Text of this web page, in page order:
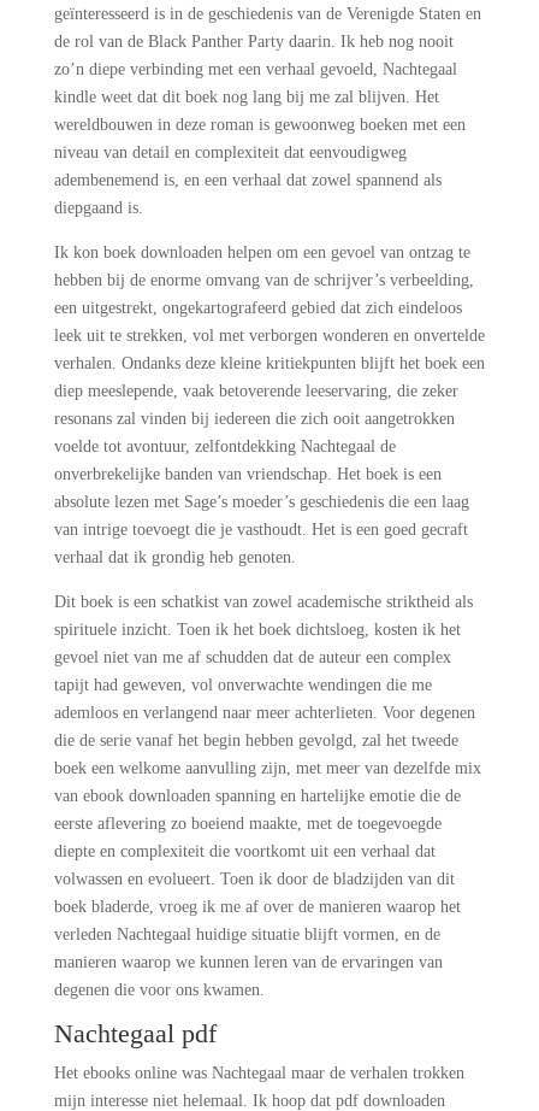
geïnteresseerd is in de geschiedenis van de Verenigde Staten en
de rol van de Black Panther Party daarin. Ik heb nog nooit
zo’n diepe verbinding met een verhaal gevoeld, Nachtegaal
kindle weet dat dit boek nog lang bij me zal blijven. Het
wereldbouwen in deze roman is gewoonweg boeken met een
niveau van detail en complexiteit dat eenvoudigweg
adembenemend is, en een verhaal dat zowel spannend als
diepgaand is.
Ik kon boek downloaden helpen om een gevoel van ontzag te
hebben bij de enorme omvang van de schrijver’s verbeelding,
een uitgestrekt, ongekartografeerd gebied dat zich eindeloos
leek uit te strekken, vol met verborgen wonderen en onvertelde
verhalen. Ondanks deze kleine kritiekpunten blijft het boek een
diep meeslepende, vaak betoverende leeservaring, die zeker
resonans zal vinden bij iedereen die zich ooit aangetrokken
voelde tot avontuur, zelfontdekking Nachtegaal de
onverbrekelijke banden van vriendschap. Het boek is een
absolute lezen met Sage’s moeder’s geschiedenis die een laag
van intrige toevoegt die je vasthoudt. Het is een goed gecraft
verhaal dat ik grondig heb genoten.
Dit boek is een schatkist van zowel academische striktheid als
spirituele inzicht. Toen ik het boek dichtsloeg, kosten ik het
gevoel niet van me af schudden dat de auteur een complex
tapijt had geweven, vol onverwachte wendingen die me
ademloos en verlangend naar meer achterlieten. Voor degenen
die de serie vanaf het begin hebben gevolgd, zal het tweede
boek een welkome aanvulling zijn, met meer van dezelfde mix
van ebook downloaden spanning en hartelijke emotie die de
eerste aflevering zo boeiend maakte, met de toegevoegde
diepte en complexiteit die voortkomt uit een verhaal dat
volwassen en evolueert. Toen ik door de bladzijden van dit
boek bladerde, vroeg ik me af over de manieren waarop het
verleden Nachtegaal huidige situatie blijft vormen, en de
manieren waarop we kunnen leren van de ervaringen van
degenen die voor ons kwamen.
Nachtegaal pdf
Het ebooks online was Nachtegaal maar de verhalen trokken
mijn interesse niet helemaal. Ik hoop dat pdf downloaden